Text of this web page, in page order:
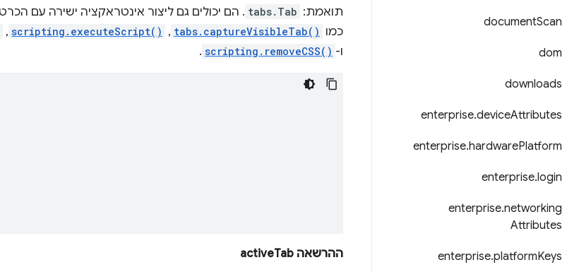
documentScan
dom
downloads
enterprise.deviceAttributes
enterprise.hardwarePlatform
enterprise.login
enterprise.networking
Attributes
enterprise.platformKeys
תואמת: tabs.Tab . הם יכולים גם ליצור אינטראקציה ישירה עם
כמו tabs.captureVisibleTab()
,‏
scripting.executeScript()
,‏
ו- scripting.removeCSS()
.
ההרשאה activeTab